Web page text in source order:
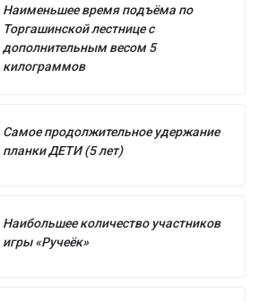
Наименьшее время подъёма по
Торгашинской лестнице с
дополнительным весом 5
килограммов
Самое продолжительное удержание
планки ДЕТИ (5 лет)
Наибольшее количество участников
игры «Ручеёк»